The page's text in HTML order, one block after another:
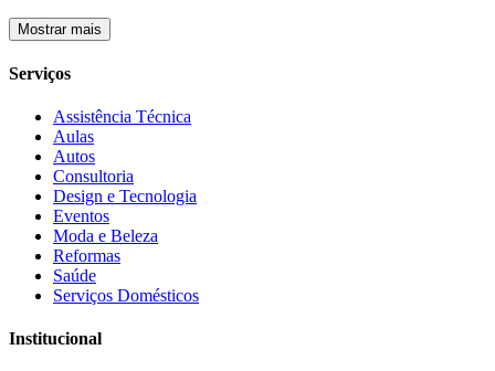
Mostrar mais
Serviços
Assistência Técnica
Aulas
Autos
Consultoria
Design e Tecnologia
Eventos
Moda e Beleza
Reformas
Saúde
Serviços Domésticos
Institucional